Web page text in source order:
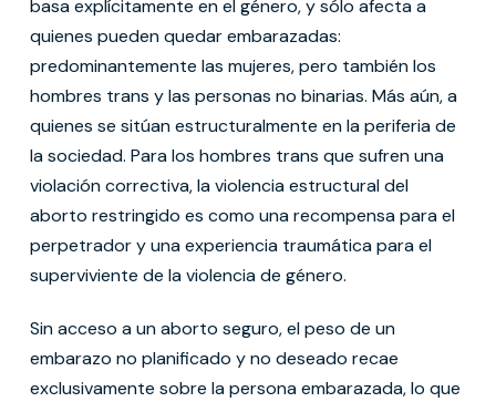
basa explícitamente en el género, y sólo afecta a
quienes pueden quedar embarazadas:
predominantemente las mujeres, pero también los
hombres trans y las personas no binarias. Más aún, a
quienes se sitúan estructuralmente en la periferia de
la sociedad. Para los hombres trans que sufren una
violación correctiva, la violencia estructural del
aborto restringido es como una recompensa para el
perpetrador y una experiencia traumática para el
superviviente de la violencia de género.
Sin acceso a un aborto seguro, el peso de un
embarazo no planificado y no deseado recae
exclusivamente sobre la persona embarazada, lo que